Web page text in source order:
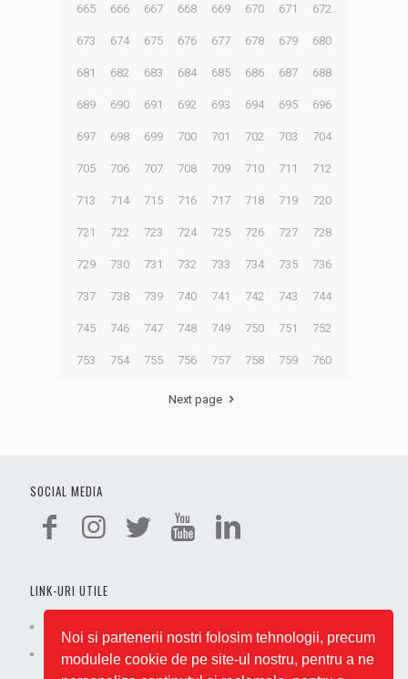
Noi si partenerii nostri folosim tehnologii, precum
modulele cookie de pe site-ul nostru, pentru a ne
665 666 667 668 669 670 671 672
673 674 675 676 677 678 679 680
681 682 683 684 685 686 687 688
689 690 691 692 693 694 695 696
697 698 699 700 701 702 703 704
705 706 707 708 709 710 711 712
713 714 715 716 717 718 719 720
721 722 723 724 725 726 727 728
729 730 731 732 733 734 735 736
737 738 739 740 741 742 743 744
745 746 747 748 749 750 751 752
753 754 755 756 757 758 759 760
Next page
SOCIAL MEDIA
LINK-URI UTILE
Despre noi
Politica GDPR